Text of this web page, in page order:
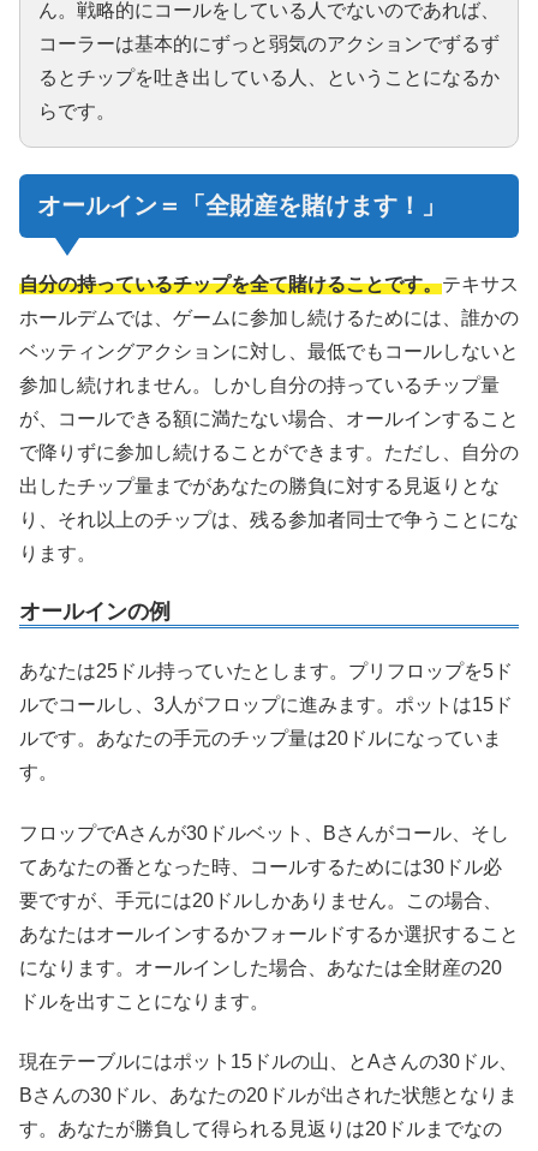
ん。戦略的にコールをしている人でないのであれば、
コーラーは基本的にずっと弱気のアクションでずるず
るとチップを吐き出している人、ということになるか
らです。
オールイン＝「全財産を賭けます！」
自分の持っているチップを全て賭けることです。テキサス
ホールデムでは、ゲームに参加し続けるためには、誰かの
ベッティングアクションに対し、最低でもコールしないと
参加し続けれません。しかし自分の持っているチップ量
が、コールできる額に満たない場合、オールインすること
で降りずに参加し続けることができます。ただし、自分の
出したチップ量までがあなたの勝負に対する見返りとな
り、それ以上のチップは、残る参加者同士で争うことにな
ります。
オールインの例
あなたは25ドル持っていたとします。プリフロップを5ド
ルでコールし、3人がフロップに進みます。ポットは15ド
ルです。あなたの手元のチップ量は20ドルになっていま
す。
フロップでAさんが30ドルベット、Bさんがコール、そし
てあなたの番となった時、コールするためには30ドル必
要ですが、手元には20ドルしかありません。この場合、
あなたはオールインするかフォールドするか選択すること
になります。オールインした場合、あなたは全財産の20
ドルを出すことになります。
現在テーブルにはポット15ドルの山、とAさんの30ドル、
Bさんの30ドル、あなたの20ドルが出された状態となりま
す。あなたが勝負して得られる見返りは20ドルまでなの